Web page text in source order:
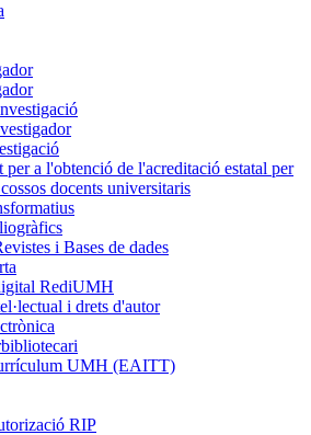
per a l'obtenció de l'acreditació estatal per
docents universitaris
i Bases de dades
RediUMH
i drets d'autor
UMH (EAITT)
RIP